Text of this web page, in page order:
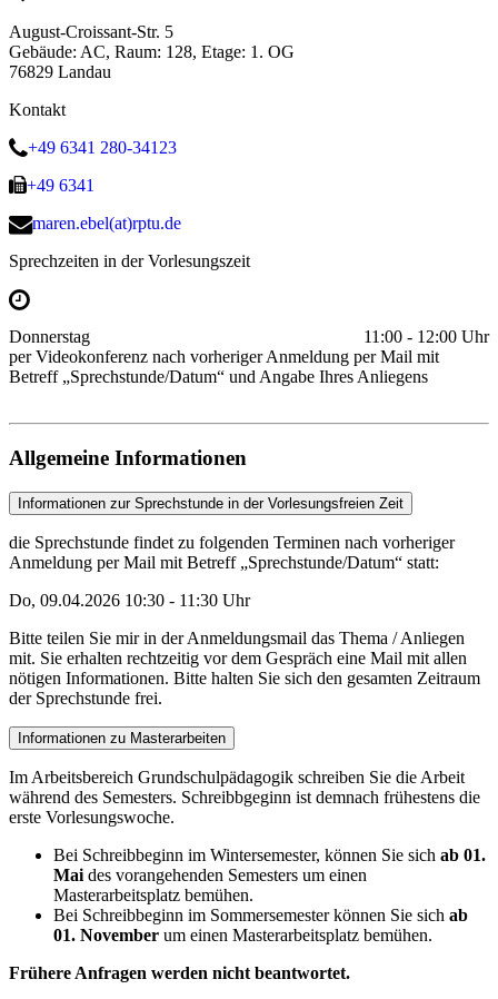
August-Croissant-Str. 5
Gebäude: AC, Raum: 128, Etage: 1. OG
76829 Landau
Kontakt
+49 6341 280-34123
+49 6341
maren.ebel(at)rptu.de
Sprechzeiten in der Vorlesungszeit
Donnerstag
11:00 - 12:00 Uhr
per Videokonferenz nach vorheriger Anmeldung per Mail mit
Betreff „Sprechstunde/Datum“ und Angabe Ihres Anliegens
Allgemeine Informationen
Informationen zur Sprechstunde in der Vorlesungsfreien Zeit
die Sprechstunde findet zu folgenden Terminen nach vorheriger
Anmeldung per Mail mit Betreff „Sprechstunde/Datum“ statt:
Do, 09.04.2026 10:30 - 11:30 Uhr
Bitte teilen Sie mir in der Anmeldungsmail das Thema / Anliegen
mit. Sie erhalten rechtzeitig vor dem Gespräch eine Mail mit allen
nötigen Informationen. Bitte halten Sie sich den gesamten Zeitraum
der Sprechstunde frei.
Informationen zu Masterarbeiten
Im Arbeitsbereich Grundschulpädagogik schreiben Sie die Arbeit
während des Semesters. Schreibbgeginn ist demnach frühestens die
erste Vorlesungswoche.
Bei Schreibbeginn im Wintersemester, können Sie sich ab 01.
Mai des vorangehenden Semesters um einen
Masterarbeitsplatz bemühen.
Bei Schreibbeginn im Sommersemester können Sie sich ab
01. November um einen Masterarbeitsplatz bemühen.
Frühere Anfragen werden nicht beantwortet.